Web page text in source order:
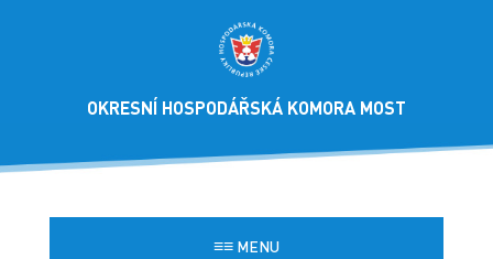
OKRESNÍ HOSPODÁŘSKÁ KOMORA MOST
≡≡MENU